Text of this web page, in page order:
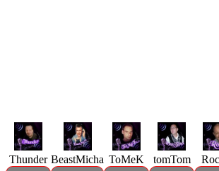
Thunder BeastMicha ToMeK
tomTom